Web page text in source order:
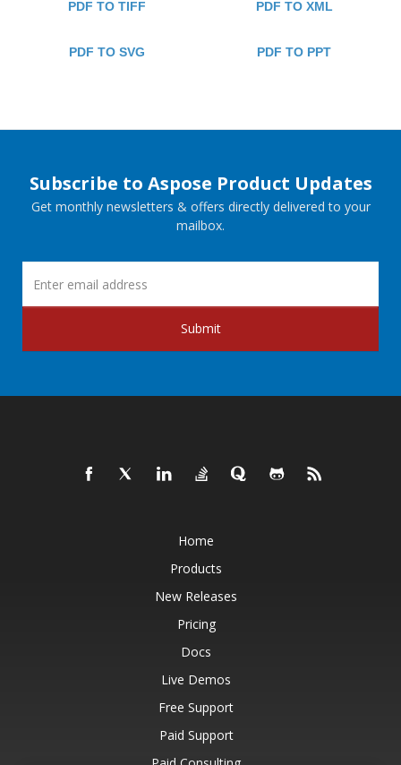
PDF TO TIFF PDF TO XML
PDF TO SVG PDF TO PPT
Subscribe to Aspose Product Updates
Get monthly newsletters & offers directly delivered to your
mailbox.
Submit
Home
Products
New Releases
Pricing
Docs
Live Demos
Free Support
Paid Support